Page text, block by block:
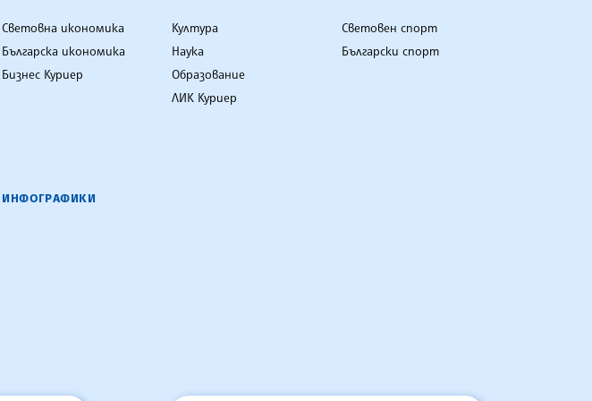
Световна икономика
Българска икономика
Бизнес Куриер
Култура
Наука
Образование
ЛИК Куриер
Световен спорт
Български спорт
ИНФОГРАФИКИ